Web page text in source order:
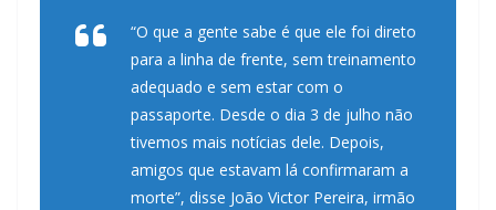
“O que a gente sabe é que ele foi direto
para a linha de frente, sem treinamento
adequado e sem estar com o
passaporte. Desde o dia 3 de julho não
tivemos mais notícias dele. Depois,
amigos que estavam lá confirmaram a
morte”, disse João Victor Pereira, irmão